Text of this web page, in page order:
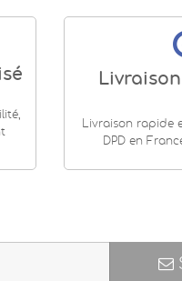
Livraison rapide
DPD en